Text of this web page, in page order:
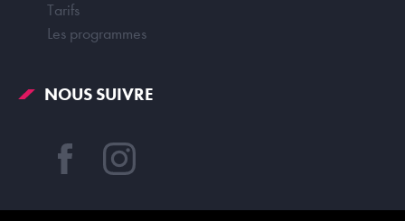
Tarifs
Les programmes
NOUS SUIVRE